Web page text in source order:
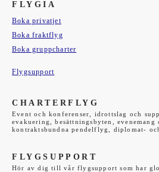
FLYGIA
Boka privatjet
Boka fraktflyg
Boka gruppcharter
Flygsupport
CHARTERFLYG
Event och konferenser, idrottslag och
evakuering, besättningsbyten, evenemang
kontraktsbundna pendelflyg, diplomat-
FLYGSUPPORT
Hör av dig till vår flygsupport som har